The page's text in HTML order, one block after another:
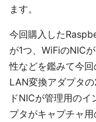
ます。
今回購入した
が1つ、WiFiのNIC
性などを鑑みて今
LAN変換アダプタ
ドNICが管理用の
プタがキャプチャ